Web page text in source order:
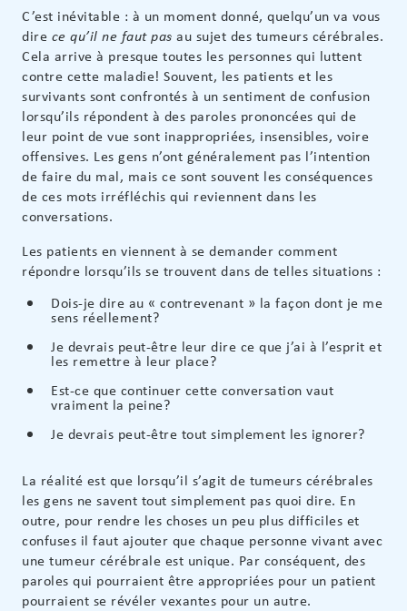
C’est inévitable : à un moment donné, quelqu’un va vous
dire ce qu’il ne faut pas au sujet des tumeurs cérébrales.
Cela arrive à presque toutes les personnes qui luttent
contre cette maladie! Souvent, les patients et les
survivants sont confrontés à un sentiment de confusion
lorsqu’ils répondent à des paroles prononcées qui de
leur point de vue sont inappropriées, insensibles, voire
offensives. Les gens n’ont généralement pas l’intention
de faire du mal, mais ce sont souvent les conséquences
de ces mots irréfléchis qui reviennent dans les
conversations.
Les patients en viennent à se demander comment
répondre lorsqu’ils se trouvent dans de telles situations :
Dois-je dire au « contrevenant » la façon dont je me
sens réellement?
Je devrais peut-être leur dire ce que j’ai à l’esprit et
les remettre à leur place?
Est-ce que continuer cette conversation vaut
vraiment la peine?
Je devrais peut-être tout simplement les ignorer?
La réalité est que lorsqu’il s’agit de tumeurs cérébrales
les gens ne savent tout simplement pas quoi dire. En
outre, pour rendre les choses un peu plus difficiles et
confuses il faut ajouter que chaque personne vivant avec
une tumeur cérébrale est unique. Par conséquent, des
paroles qui pourraient être appropriées pour un patient
pourraient se révéler vexantes pour un autre.